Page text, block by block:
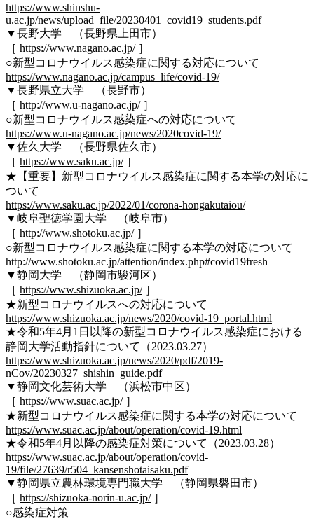
https://www.shinshu-
u.ac.jp/news/upload_file/20230401_covid19_students.pdf
▼長野大学 （長野県上田市）
［ https://www.nagano.ac.jp/］
○新型コロナウイルス感染症に関する対応について
https://www.nagano.ac.jp/campus_life/covid-19/
▼長野県立大学 （長野市）
［ http://www.u-nagano.ac.jp/ ］
○新型コロナウイルス感染症への対応について
https://www.u-nagano.ac.jp/news/2020covid-19/
▼佐久大学 （長野県佐久市）
［ https://www.saku.ac.jp/］
★【重要】新型コロナウイルス感染症に関する本学の対応に
ついて
https://www.saku.ac.jp/2022/01/corona-hongakutaiou/
▼岐阜聖徳学園大学 （岐阜市）
［ http://www.shotoku.ac.jp/ ］
○新型コロナウイルス感染症に関する本学の対応について
http://www.shotoku.ac.jp/attention/index.php#covid19fresh
▼静岡大学 （静岡市駿河区）
［ https://www.shizuoka.ac.jp/］
★新型コロナウイルスへの対応について
https://www.shizuoka.ac.jp/news/2020/covid-19_portal.html
★令和5年4月1日以降の新型コロナウイルス感染症における
静岡大学活動指針について（2023.03.27）
https://www.shizuoka.ac.jp/news/2020/pdf/2019-
nCov/20230327_shishin_guide.pdf
▼静岡文化芸術大学 （浜松市中区）
［ https://www.suac.ac.jp/］
★新型コロナウイルス感染症に関する本学の対応について
https://www.suac.ac.jp/about/operation/covid-19.html
★令和5年4月以降の感染症対策について（2023.03.28）
https://www.suac.ac.jp/about/operation/covid-
19/file/27639/r504_kansenshotaisaku.pdf
▼静岡県立農林環境専門職大学 （静岡県磐田市）
［ https://shizuoka-norin-u.ac.jp/］
○感染症対策